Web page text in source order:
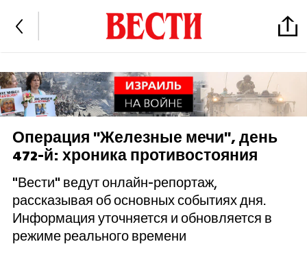
Операция "Железные мечи", день
472-й: хроника противостояния
"Вести" ведут онлайн-репортаж,
рассказывая об основных событиях дня.
Информация уточняется и обновляется в
режиме реального времени